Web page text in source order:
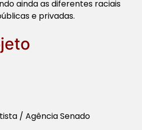
ainda as diferentes raciais
e privadas.
/ Agência Senado